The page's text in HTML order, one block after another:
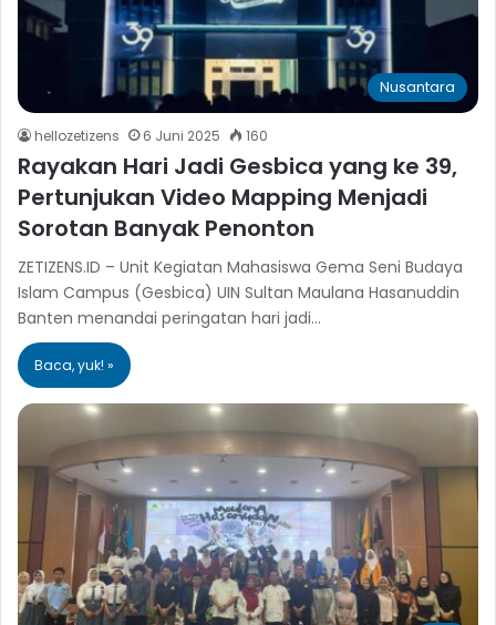
Nusantara
hellozetizens 6 Juni 2025 160
Rayakan Hari Jadi Gesbica yang ke 39,
Pertunjukan Video Mapping Menjadi
Sorotan Banyak Penonton
ZETIZENS.ID – Unit Kegiatan Mahasiswa Gema Seni Budaya
Islam Campus (Gesbica) UIN Sultan Maulana Hasanuddin
Banten menandai peringatan hari jadi…
Baca, yuk! »